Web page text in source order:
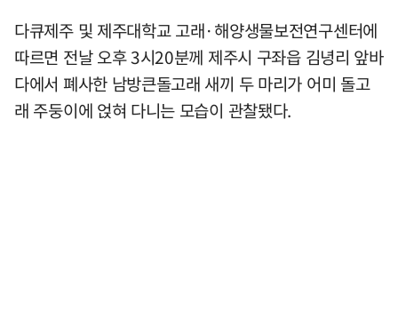
다큐제주 및 제주대학교 고래·해양생물보전연구센터에
따르면 전날 오후 3시20분께 제주시 구좌읍 김녕리 앞바
다에서 폐사한 남방큰돌고래 새끼 두 마리가 어미 돌고
래 주둥이에 얹혀 다니는 모습이 관찰됐다.